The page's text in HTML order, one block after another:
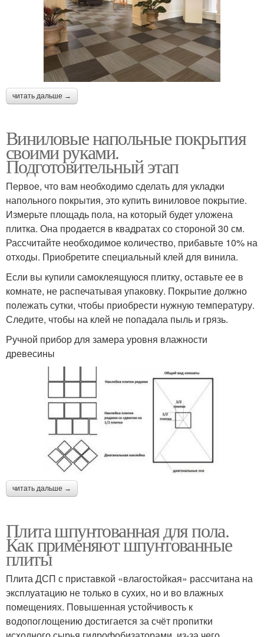
читать дальше →
Виниловые напольные покрытия
своими руками.
Подготовительный этап
Первое, что вам необходимо сделать для укладки
напольного покрытия, это купить виниловое покрытие.
Измерьте площадь пола, на который будет уложена
плитка. Она продается в квадратах со стороной 30 см.
Рассчитайте необходимое количество, прибавьте 10% на
отходы. Приобретите специальный клей для винила.
Если вы купили самоклеящуюся плитку, оставьте ее в
комнате, не распечатывая упаковку. Покрытие должно
полежать сутки, чтобы приобрести нужную температуру.
Следите, чтобы на клей не попадала пыль и грязь.
Ручной прибор для замера уровня влажности
древесины
читать дальше →
Плита шпунтованная для пола.
Как применяют шпунтованные
плиты
Плита ДСП с приставкой «влагостойкая» рассчитана на
эксплуатацию не только в сухих, но и во влажных
помещениях. Повышенная устойчивость к
водопоглощению достигается за счёт пропитки